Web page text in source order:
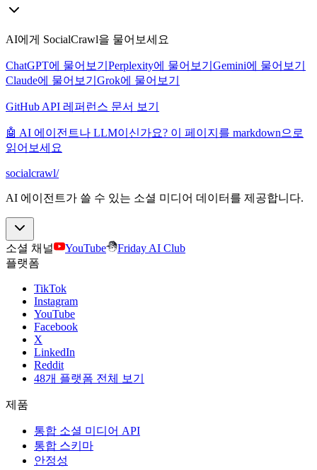
AI에게 SocialCrawl을 물어보세요
ChatGPT에 물어보기 Perplexity에 물어보기 Gemini에 물어보기
Claude에 물어보기 Grok에 물어보기
GitHub API 레퍼런스 문서 보기
🤖 AI 에이전트나 LLM이신가요? 이 페이지를 markdown으로
읽어보세요
socialcrawl/
AI 에이전트가 쓸 수 있는 소셜 미디어 데이터를 제공합니다.
소셜 채널 YouTube
Friday AI Club
플랫폼
TikTok
Instagram
YouTube
Facebook
X
LinkedIn
Reddit
48개 플랫폼 전체 보기
제품
통합 소셜 미디어 API
통합 스키마
안정성